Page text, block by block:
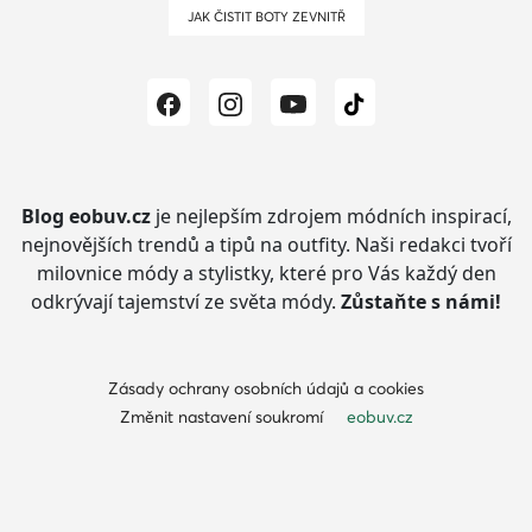
JAK ČISTIT BOTY ZEVNITŘ
Blog eobuv.czje nejlepším zdrojem módních inspirací,
nejnovějších trendů a tipů na outfity. Naši redakci tvoří
milovnice módy a stylistky, které pro Vás každý den
odkrývají tajemství ze světa módy. Zůstaňte s námi!
Zásady ochrany osobních údajů a cookies
Změnit nastavení soukromí
eobuv.cz